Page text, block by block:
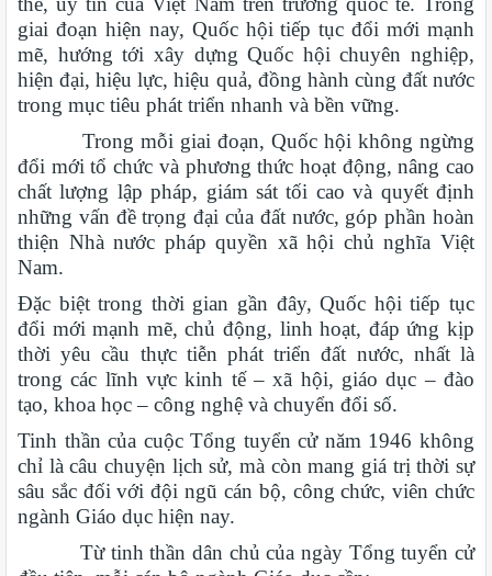
giai đoạn hiện nay, Quốc hội tiếp tục đổi mới mạnh
mẽ, hướng tới xây dựng Quốc hội chuyên nghiệp,
hiện đại, hiệu lực, hiệu quả, đồng hành cùng đất nước
trong mục tiêu phát triển nhanh và bền vững.
Trong mỗi giai đoạn, Quốc hội không ngừng
đổi mới tổ chức và phương thức hoạt động, nâng cao
chất lượng lập pháp, giám sát tối cao và quyết định
những vấn đề trọng đại của đất nước, góp phần hoàn
thiện Nhà nước pháp quyền xã hội chủ nghĩa Việt
Nam.
Đặc biệt trong thời gian gần đây, Quốc hội tiếp tục
đổi mới mạnh mẽ, chủ động, linh hoạt, đáp ứng kịp
thời yêu cầu thực tiễn phát triển đất nước, nhất là
trong các lĩnh vực kinh tế – xã hội, giáo dục – đào
tạo, khoa học – công nghệ và chuyển đổi số.
Tinh thần của cuộc Tổng tuyển cử năm 1946 không
chỉ là câu chuyện lịch sử, mà còn mang giá trị thời sự
sâu sắc đối với đội ngũ cán bộ, công chức, viên chức
ngành Giáo dục hiện nay.
Từ tinh thần dân chủ của ngày Tổng tuyển cử